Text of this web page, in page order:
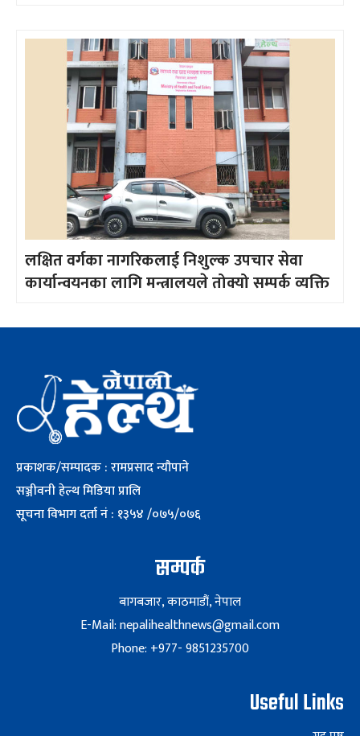
लक्षित वर्गका नागरिकलाई निशुल्क उपचार सेवा
कार्यान्वयनका लागि मन्त्रालयले तोक्यो सम्पर्क व्यक्ति
प्रकाशक/सम्पादक : रामप्रसाद न्यौपाने
सञ्जीवनी हेल्थ मिडिया प्रालि
सूचना विभाग दर्ता नं : १३५४ /०७५/०७६
सम्पर्क
बागबजार, काठमाडौं, नेपाल
E-Mail: nepalihealthnews@gmail.com
Phone: +977- 9851235700
Useful Links